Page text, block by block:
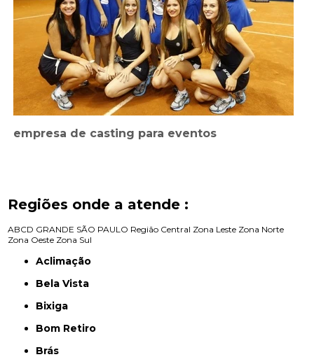
empresa de casting para eventos
Regiões onde a atende :
ABCD GRANDE SÃO PAULO Região Central Zona Leste Zona Norte
Zona Oeste Zona Sul
Aclimação
Bela Vista
Bixiga
Bom Retiro
Brás